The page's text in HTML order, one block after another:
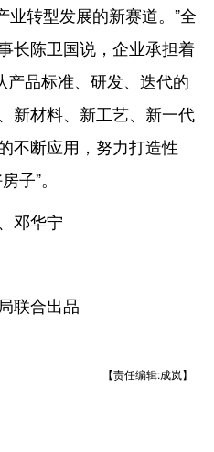
转型发展的新赛道。”全
长陈卫国说，企业承担着
产品标准、研发、迭代的
新材料、新工艺、新一代
不断应用，努力打造性
子”。
邓华宁
联合出品
【责任编辑:成岚】